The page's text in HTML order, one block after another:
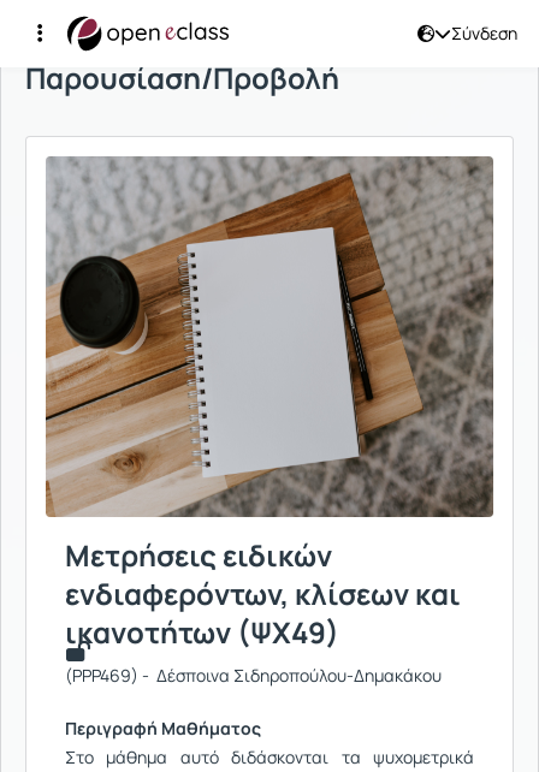
Σύνδεση
Παρουσίαση/Προβολή
Μετρήσεις ειδικών
ενδιαφερόντων, κλίσεων και
ικανοτήτων (ΨΧ49)
(PPP469) - Δέσποινα Σιδηροπούλου-Δημακάκου
Περιγραφή Μαθήματος
Στο μάθημα αυτό διδάσκονται τα ψυχομετρικά